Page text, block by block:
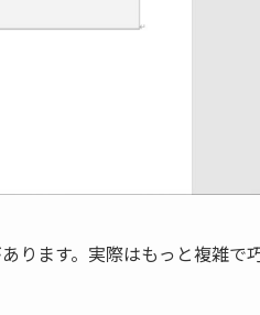
ります。実際はもっと複雑で